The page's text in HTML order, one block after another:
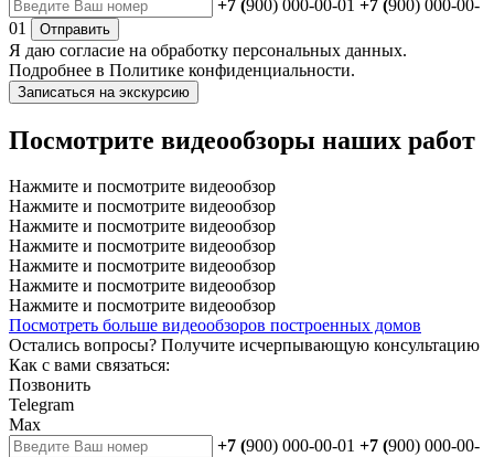
+7 (900) 000-00-01 +7 (900) 000-00-
01
Отправить
Я даю согласие на обработку персональных данных.
Подробнее в Политике конфиденциальности.
Записаться на экскурсию
Посмотрите видеообзоры наших работ
Нажмите и посмотрите видеообзор
Нажмите и посмотрите видеообзор
Нажмите и посмотрите видеообзор
Нажмите и посмотрите видеообзор
Нажмите и посмотрите видеообзор
Нажмите и посмотрите видеообзор
Нажмите и посмотрите видеообзор
Посмотреть больше видеообзоров построенных домов
Остались вопросы? Получите исчерпывающую консультацию
Как с вами связаться:
Позвонить
Telegram
Max
+7 (900) 000-00-01 +7 (900) 000-00-